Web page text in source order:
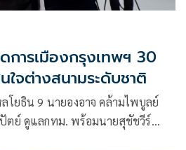
การเมืองกรุงเทพฯ 30
จต่างสนามระดับชาติ
ลโยธิน 9 นายองอาจ คล้ามไพบูลย์
ตย์ ดูแลกทม. พร้อมนายสุชัชวีร์